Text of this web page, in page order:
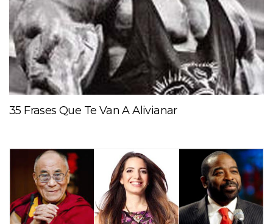
35 Frases Que Te Van A Alivianar